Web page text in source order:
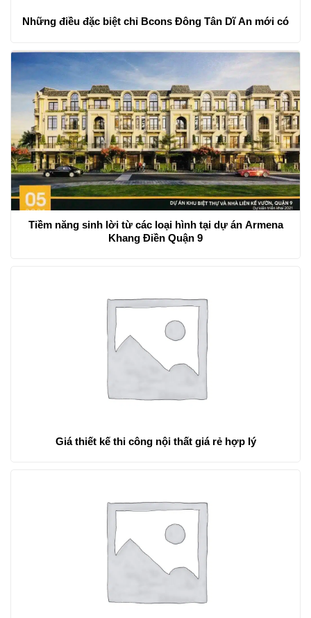
Những điều đặc biệt chỉ Bcons Đông Tân Dĩ An mới có
Tiềm năng sinh lời từ các loại hình tại dự án Armena
Khang Điền Quận 9
Giá thiết kế thi công nội thất giá rẻ hợp lý